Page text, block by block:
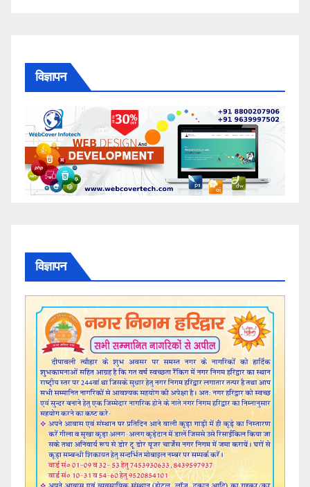
विज्ञापन
विज्ञापन